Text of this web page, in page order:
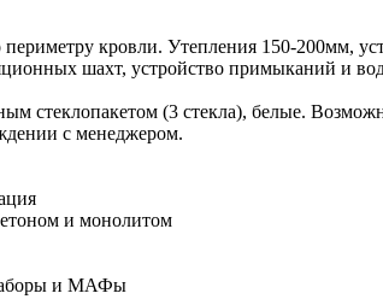
кровли. Утепления 150-200мм,
шахт, устройство примыканий и
(3 стекла), белые.
с менеджером.
и монолитом
и МАФы